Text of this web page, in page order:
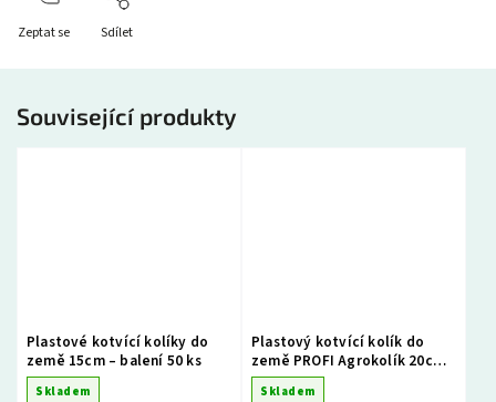
Zeptat se Sdílet
Související produkty
Plastové kotvící kolíky do
země 15cm – balení 50 ks
Skladem
Plastový kotvící kolík do
země PROFI Agrokolík 20cm
– balení 50 ks
Skladem